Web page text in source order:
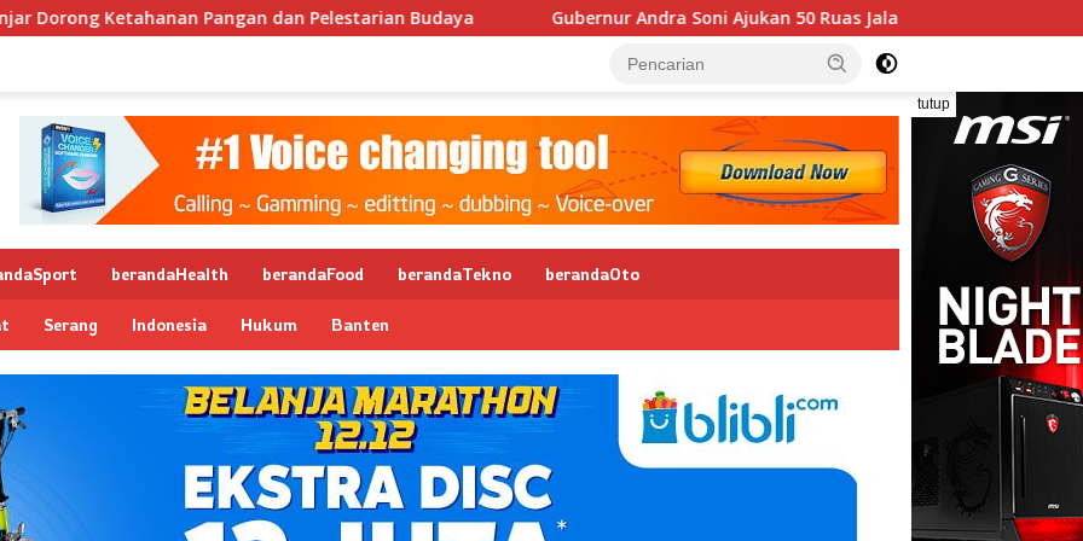
Pangan dan Pelestarian Budaya Gubernur Andra Soni Ajukan 50 Ruas Jalan IJD 2026 untuk Perkuat Konektivitas
tutup
berandaHealth berandaFood berandaTekno berandaOto
Serang Indonesia Hukum Banten